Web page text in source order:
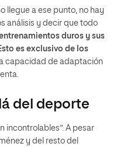
llegue a ese punto, no hay
análisis y decir que todo
duros y sus
es exclusivo de los
capacidad de adaptación
del deporte
incontrolables”. A pesar
y del resto del